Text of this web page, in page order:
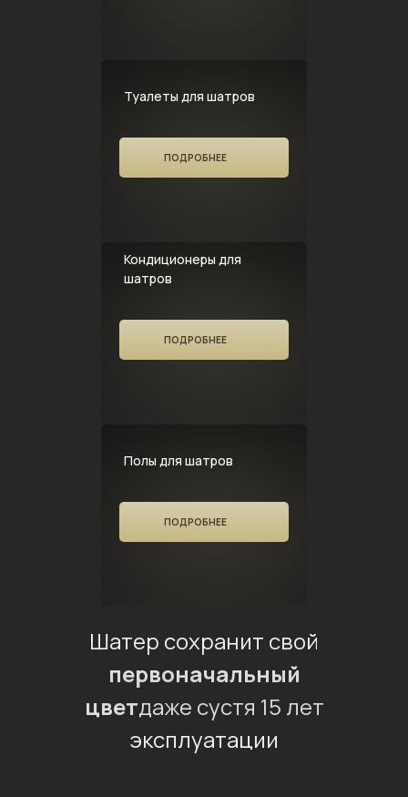
Туалеты для шатров
ПОДРОБНЕЕ
Кондиционеры для
шатров
ПОДРОБНЕЕ
Полы для шатров
ПОДРОБНЕЕ
Шатер сохранит свой
первоначальный
цветдаже сустя 15 лет
эксплуатации